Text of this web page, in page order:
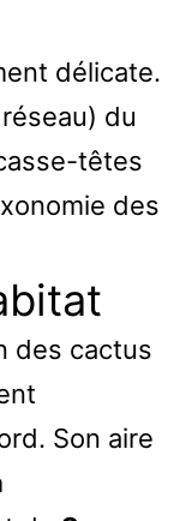
délicate.
du
têtes
des
des cactus
Son aire